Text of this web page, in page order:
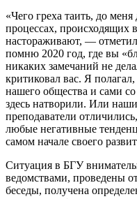
«Чего греха таить, до
процессах, происходящих
настораживают, —
помню 2020 год, где вы
никаких замечаний не
критиковал вас. Я
нашего общества и сами
здесь натворили. Или
преподаватели
любые негативные
самом начале своего
Ситуация в БГУ
ведомствами, проведены
беседы, получена